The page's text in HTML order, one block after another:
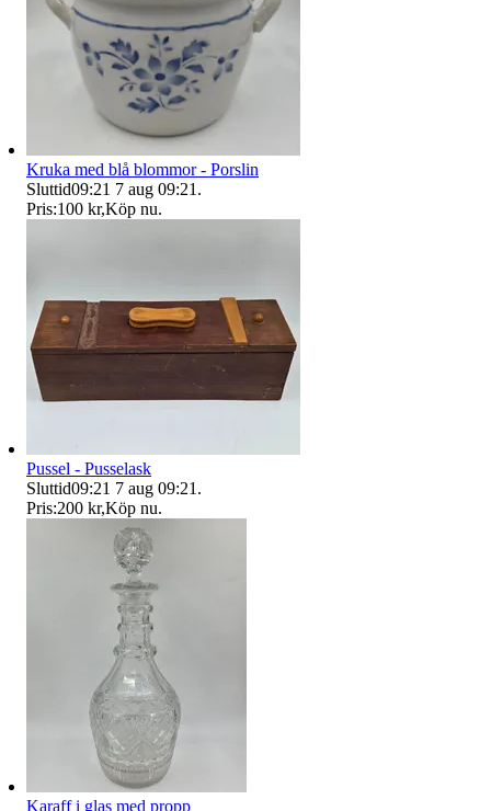
Kruka med blå blommor - Porslin
Sluttid09:21 7 aug 09:21 .
Pris:100 kr,Köp nu.
Pussel - Pusselask
Sluttid09:21 7 aug 09:21 .
Pris:200 kr,Köp nu.
Karaff i glas med propp